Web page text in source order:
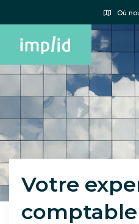
principal
Où
Paragraphes
Votre